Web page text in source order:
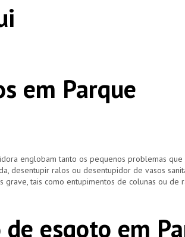
em Parque
englobam tanto os pequenos problemas
desentupir ralos ou desentupidor de vasos
grave, tais como entupimentos de colunas ou de
esgoto em